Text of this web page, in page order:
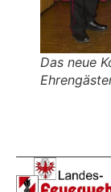
Das neue